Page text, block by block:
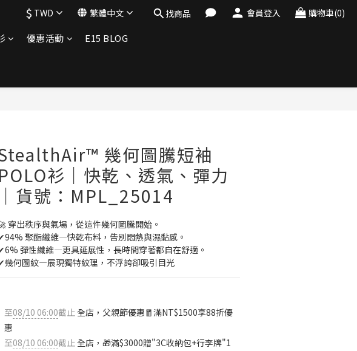
$ TWD 繁體中文 找商品 會員登入 購物車(0)
優惠活動 E15 BLOG
幾何圖騰短袖
POLO衫｜快乾、透氣、彈力
│貨號：MPL_25014
穿出秩序與氣場，從這件幾何圖騰開始。
聚酯纖維—快乾布料，告別悶熱與濕黏感。
彈性纖維—更具延展性，長時間穿著都自在舒適。
幾何圖紋—展現獨特紋理，不浮誇卻吸引目光
至08/10 06:00截止全店，父親節優惠🧧滿NT$1500享88折優
惠
至08/10 06:00截止全店，🎁滿$3000贈"3C收納包+行李牌"1